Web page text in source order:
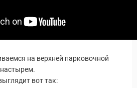
на верхней парковочной
вот так: